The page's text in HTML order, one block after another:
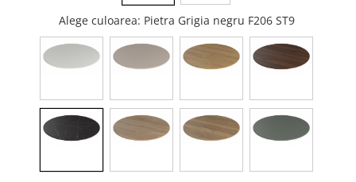
Accesorii pentru compartimentare
Organizatoare sertare
Orga-Line - Blum
Suruburi, coltare, elemente de
imbinare
Picioare si rotile mobilier
Alege culoarea: Pietra Grigia negru F206 ST9